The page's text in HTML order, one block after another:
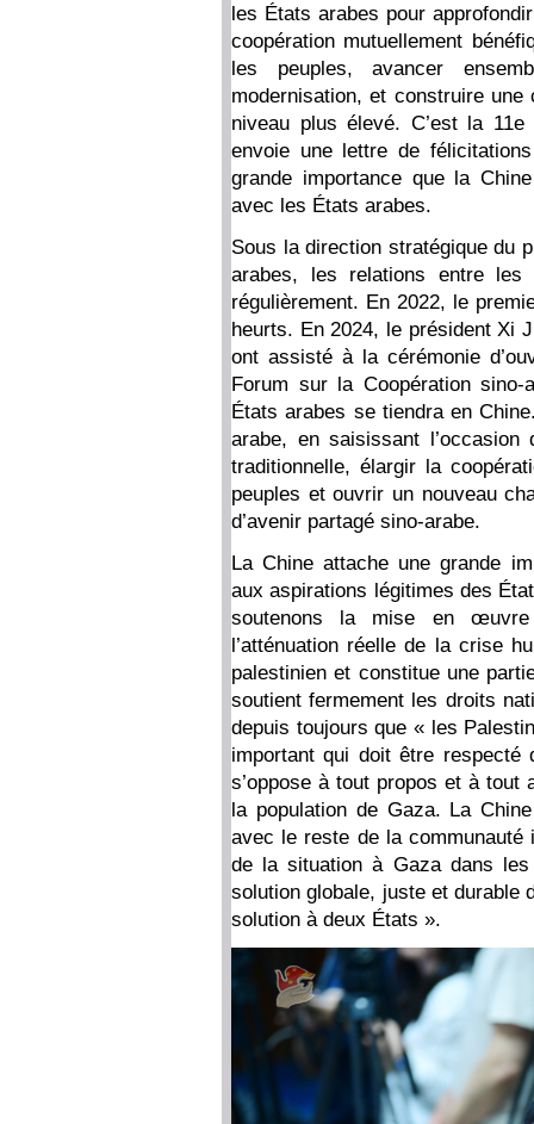
les États arabes pour
coopération mutuellement
les peuples, avancer
modernisation, et construire une
niveau plus élevé. C’est la
envoie une lettre de
grande importance que la
avec les États arabes.
Sous la direction stratégique du
arabes, les relations entre les
régulièrement. En 2022, le
heurts. En 2024, le président Xi
ont assisté à la cérémonie
Forum sur la Coopération
États arabes se tiendra en
arabe, en saisissant
traditionnelle, élargir la
peuples et ouvrir un nouveau
d’avenir partagé sino-arabe.
La Chine attache une grande
aux aspirations légitimes des
soutenons la mise en œuvre
l’atténuation réelle de la crise
palestinien et constitue une
soutient fermement les droits
depuis toujours que « les
important qui doit être respecté
s’oppose à tout propos et à
la population de Gaza. La
avec le reste de la communauté
de la situation à Gaza dans
solution globale, juste et durable
solution à deux États ».